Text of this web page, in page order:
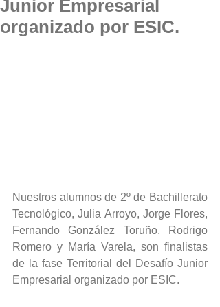
Junior Empresarial
organizado por ESIC.
Nuestros alumnos de 2º de Bachillerato
Tecnológico, Julia Arroyo, Jorge Flores,
Fernando González Toruño, Rodrigo
Romero y María Varela, son finalistas
de la fase Territorial del Desafío Junior
Empresarial organizado por ESIC.